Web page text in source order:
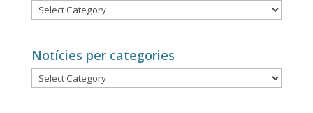
Noticias
por
Notícies per categories
Notícies
per